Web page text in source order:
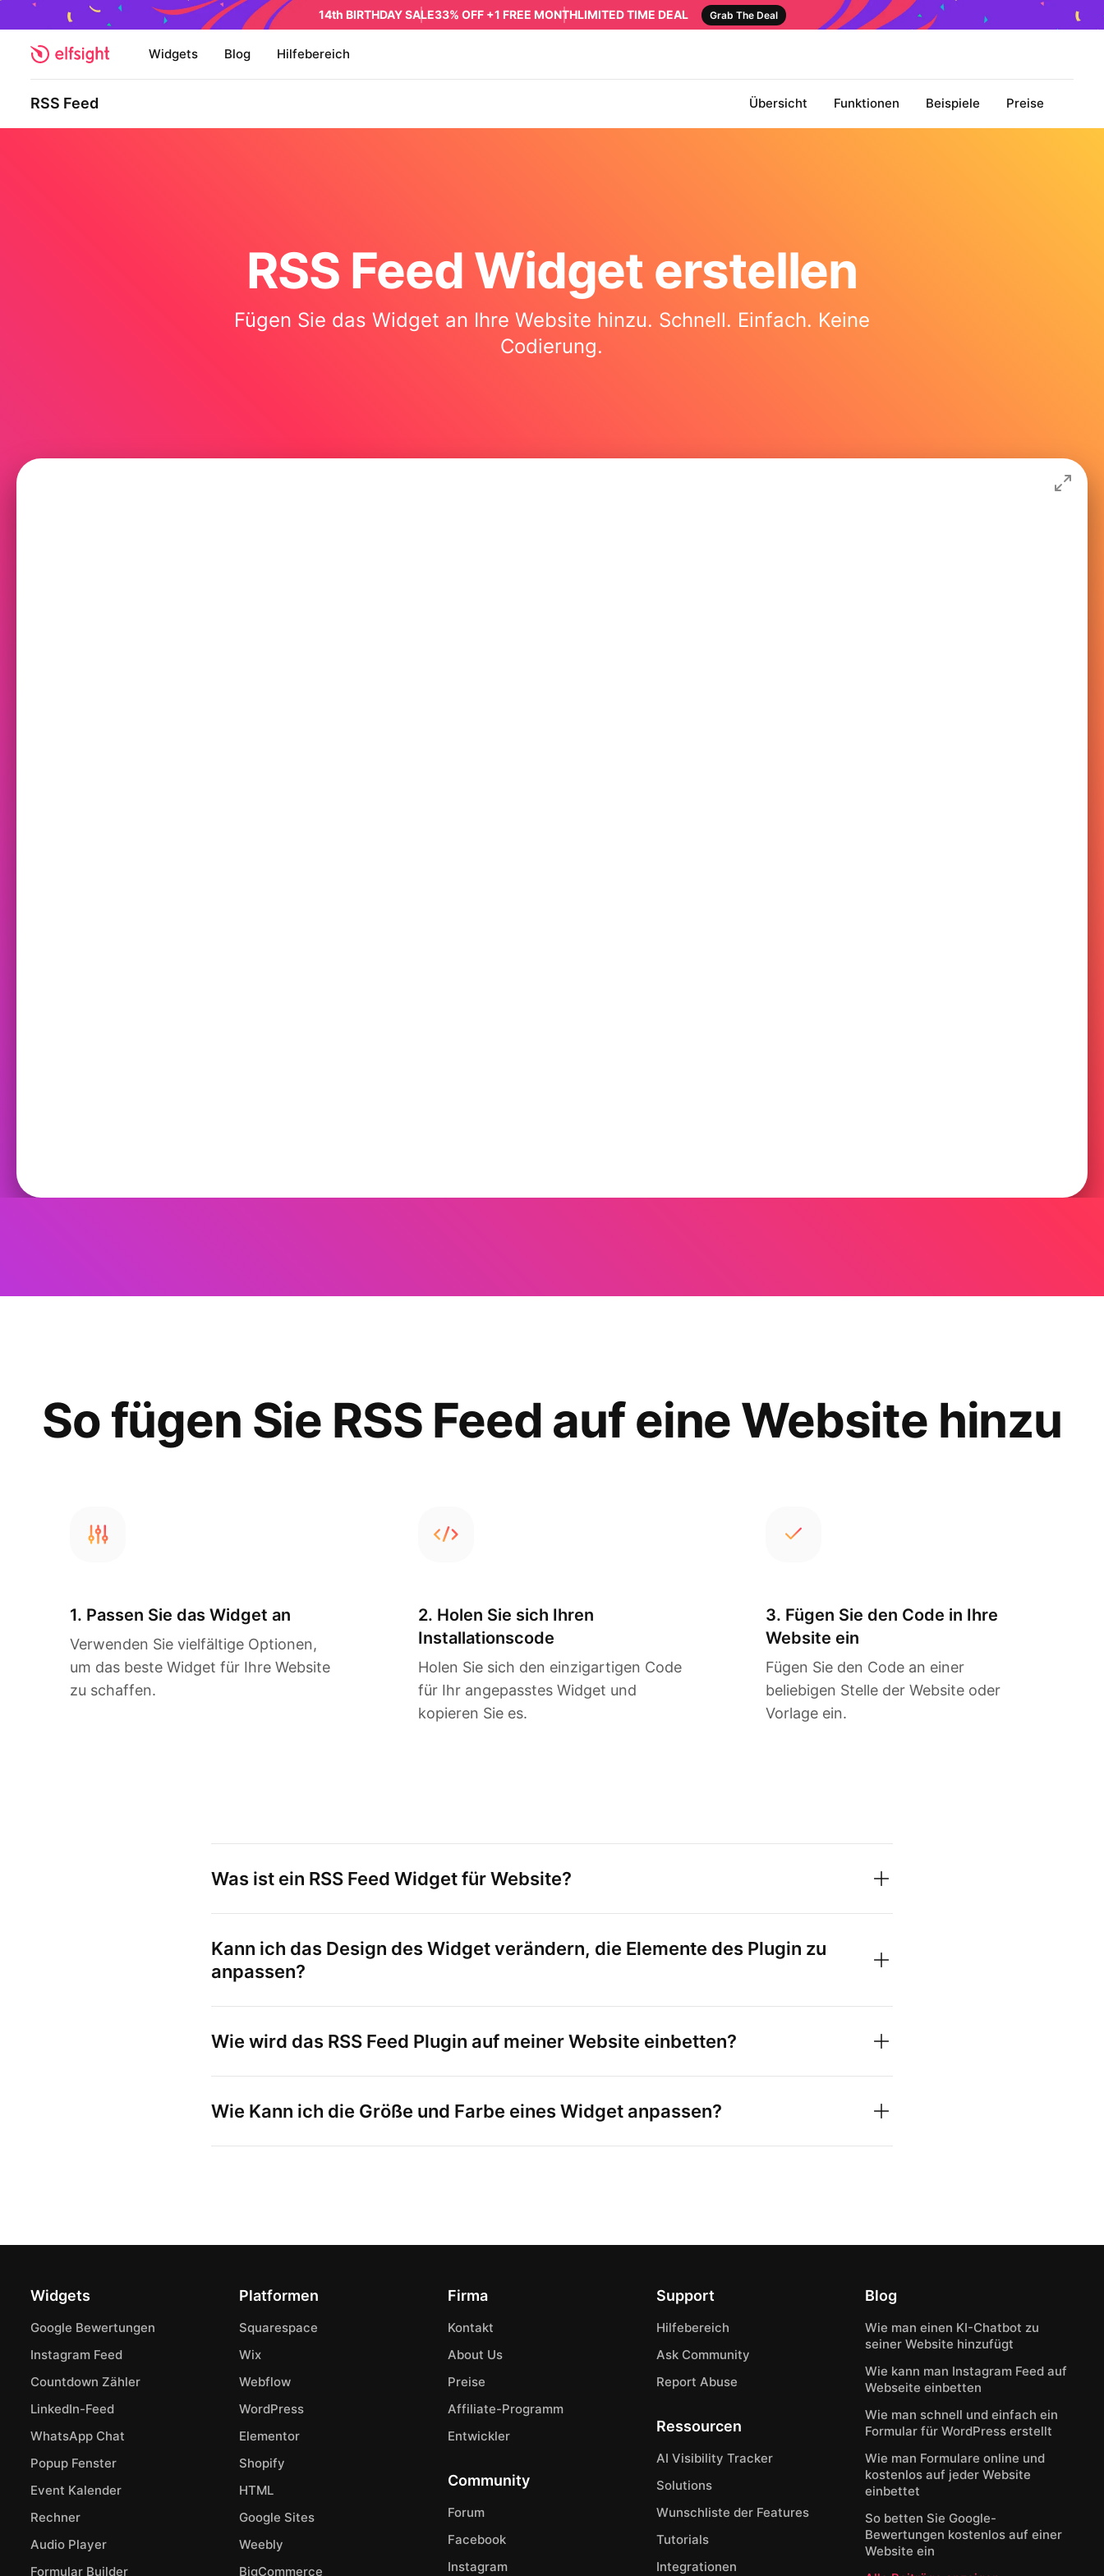
14th BIRTHDAY SALE33% OFF +1 FREE MONTHLIMITED TIME DEAL Grab The Deal
Widgets Blog Hilfebereich
RSS Feed Übersicht Funktionen Beispiele Preise
RSS Feed Widget erstellen
Fügen Sie das Widget an Ihre Website hinzu. Schnell. Einfach. Keine
Codierung.
So fügen Sie RSS Feed auf eine Website hinzu
1. Passen Sie das Widget an
Verwenden Sie vielfältige Optionen,
um das beste Widget für Ihre Website
zu schaffen.
2. Holen Sie sich Ihren
Installationscode
Holen Sie sich den einzigartigen Code
für Ihr angepasstes Widget und
kopieren Sie es.
3. Fügen Sie den Code in Ihre
Website ein
Fügen Sie den Code an einer
beliebigen Stelle der Website oder
Vorlage ein.
Was ist ein RSS Feed Widget für Website?
Kann ich das Design des Widget verändern, die Elemente des Plugin zu
anpassen?
Wie wird das RSS Feed Plugin auf meiner Website einbetten?
Wie Kann ich die Größe und Farbe eines Widget anpassen?
Widgets
Google Bewertungen
Instagram Feed
Countdown Zähler
LinkedIn-Feed
WhatsApp Chat
Popup Fenster
Event Kalender
Rechner
Audio Player
Formular Builder
Platformen
Squarespace
Wix
Webflow
WordPress
Elementor
Shopify
HTML
Google Sites
Weebly
BigCommerce
Firma
Kontakt
About Us
Preise
Affiliate-Programm
Entwickler
Community
Forum
Facebook
Instagram
Support
Hilfebereich
Ask Community
Report Abuse
Ressourcen
AI Visibility Tracker
Solutions
Wunschliste der Features
Tutorials
Integrationen
Blog
Wie man einen KI-Chatbot zu
seiner Website hinzufügt
Wie kann man Instagram Feed auf
Webseite einbetten
Wie man schnell und einfach ein
Formular für WordPress erstellt
Wie man Formulare online und
kostenlos auf jeder Website
einbettet
So betten Sie Google-
Bewertungen kostenlos auf einer
Website ein